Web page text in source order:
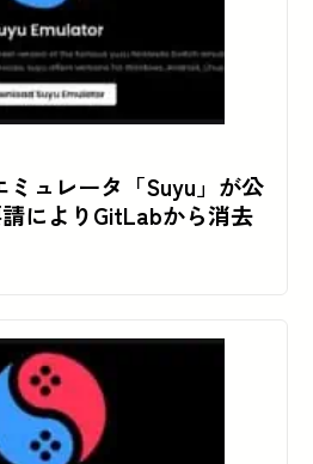
ュレータ「Suyu」が公
によりGitLabから消去